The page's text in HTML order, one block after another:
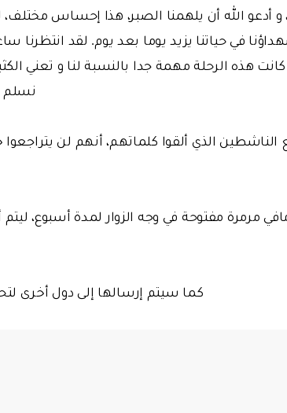
و أدعو الله أن يلهمنا الصبر، هذا إحساس
في حياتنا يزيد يوما بعد يوم. لقد انتظرنا
كانت هذه الرحلة مهمة جدا بالنسبة لنا و تعني
نسلم
الناشطين الذي ألقوا كلماتهم، أنهم لن
مرمرة مفتوحة في وجه الزوار لمدة أسبوع،
كما سيتم إرسالها إلى دول أخرى